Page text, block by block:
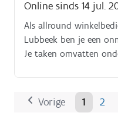
Online sinds 14 jul.
Als allround
Lubbeek ben je een
Je taken omvatten
Vorige 1 2